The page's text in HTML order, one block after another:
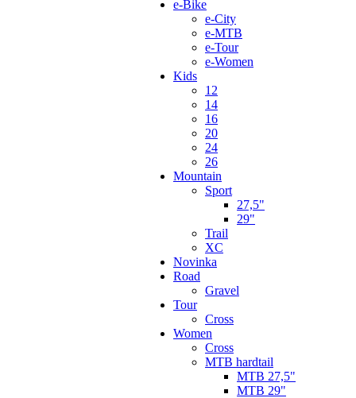
e-Bike
e-City
e-MTB
e-Tour
e-Women
Kids
12
14
16
20
24
26
Mountain
Sport
27,5"
29"
Trail
XC
Novinka
Road
Gravel
Tour
Cross
Women
Cross
MTB hardtail
MTB 27,5"
MTB 29"